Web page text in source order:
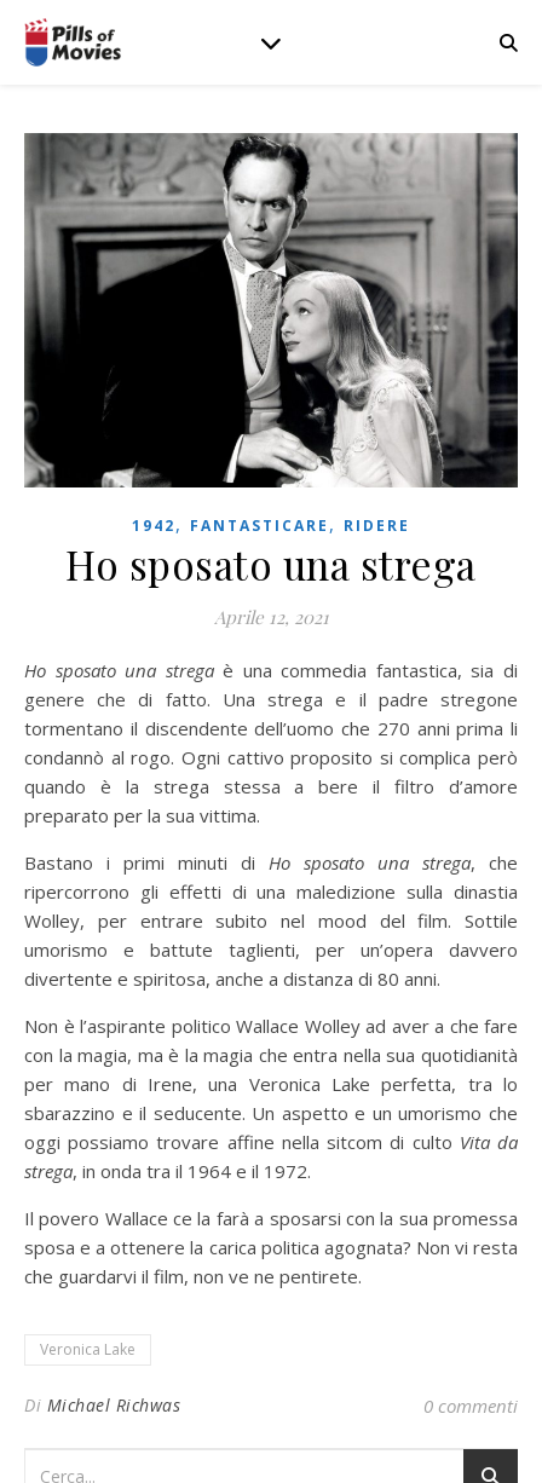
1942, FANTASTICARE , RIDERE
Ho sposato una strega
Aprile 12, 2021
Ho sposato una stregaè una commedia fantastica, sia di
genere che di fatto. Una strega e il padre stregone
tormentano il discendente dell’uomo che 270 anni prima li
condannò al rogo. Ogni cattivo proposito si complica però
quando è la strega stessa a bere il filtro d’amore
preparato per la sua vittima.
Bastano i primi minuti di Ho sposato una strega, che
ripercorrono gli effetti di una maledizione sulla dinastia
Wolley, per entrare subito nel mood del film. Sottile
umorismo e battute taglienti, per un’opera davvero
divertente e spiritosa, anche a distanza di 80 anni.
Non è l’aspirante politico Wallace Wolley ad aver a che fare
con la magia, ma è la magia che entra nella sua quotidianità
per mano di Irene, una Veronica Lake perfetta, tra lo
sbarazzino e il seducente. Un aspetto e un umorismo che
oggi possiamo trovare affine nella sitcom di culto Vita da
strega, in onda tra il 1964 e il 1972.
Il povero Wallace ce la farà a sposarsi con la sua promessa
sposa e a ottenere la carica politica agognata? Non vi resta
che guardarvi il film, non ve ne pentirete.
Veronica Lake
Di Michael Richwas 0 commenti